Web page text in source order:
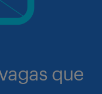
que